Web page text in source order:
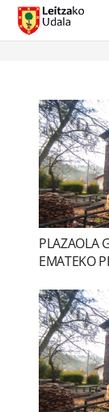
PLAZAOLA
EMATEKO